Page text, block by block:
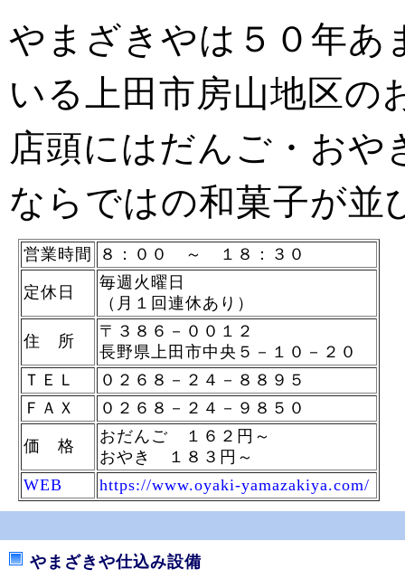
やまざきやは５０年あ
いる上田市房山地区の
店頭にはだんご・おや
ならではの和菓子が並
営業時間 ８：００ ～ １８：３０
定休日
毎週火曜日
（月１回連休あり）
住 所
〒３８６－００１２
長野県上田市中央５－１０－２０
ＴＥＬ
０２６８－２４－８８９５
ＦＡＸ
０２６８－２４－９８５０
価 格
おだんご １６２円～
おやき １８３円～
WEB
https://www.oyaki-yamazakiya.com/
やまざきや仕込み設備